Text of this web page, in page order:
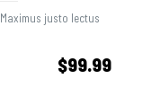
Maximus justo lectus
$99.99